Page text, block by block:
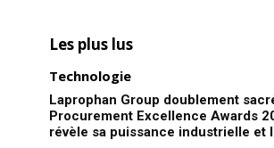
Les plus lus
Technologie
Laprophan Group doublement
Procurement Excellence Awards
révèle sa puissance industrielle et